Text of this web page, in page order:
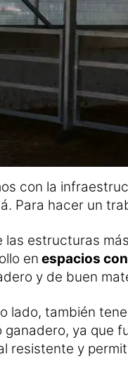
con la
Para hacer un
las estructuras
en espacios
y de buen
lado, también
ganadero, ya que
resistente y